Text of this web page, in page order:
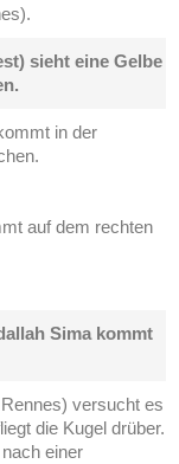
sieht eine Gelbe
in der
auf dem rechten
Sima kommt
versucht es
die Kugel drüber.
einer